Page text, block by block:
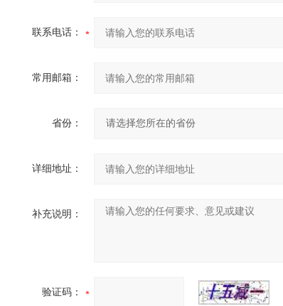
联系电话：
常用邮箱：
省份：
详细地址：
补充说明：
验证码：